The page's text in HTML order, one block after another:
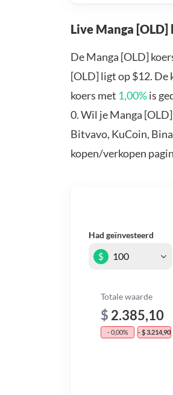
Live Manga [OLD]
De Manga [OLD]
[OLD] ligt op $12. De
koers met 1,00%is
0. Wil je Manga
Bitvavo, KuCoin,
kopen/verkopen
Had geïnvesteerd
$
Totale waarde
$ 2.385,10
- 0,00% - $ 3.214,90